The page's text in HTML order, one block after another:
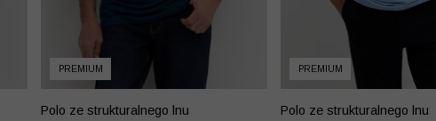
PREMIUM
Polo ze strukturalnego lnu
PREMIUM
Polo ze strukturalnego lnu